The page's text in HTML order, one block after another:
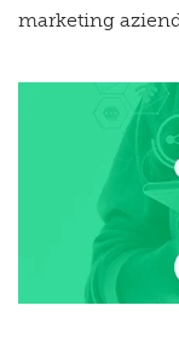
marketing